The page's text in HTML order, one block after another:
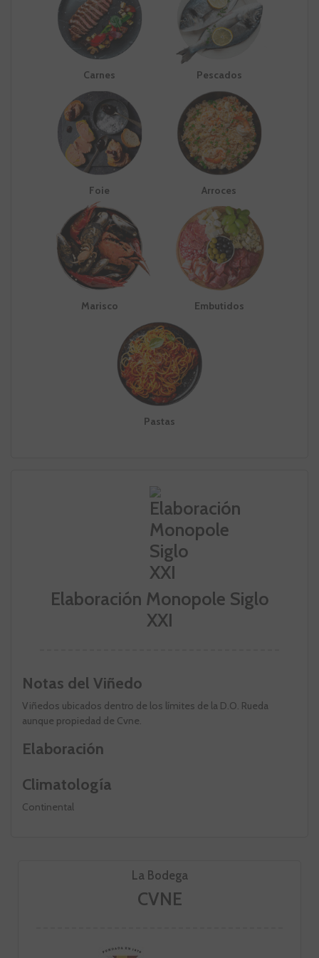
La Bodega
CVNE
Carnes Pescados
Foie Arroces
Marisco Embutidos
Pastas
Elaboración Monopole Siglo
XXI
Notas del Viñedo
Viñedos ubicados dentro de los límites de la D.O. Rueda
aunque propiedad de Cvne.
Elaboración
Climatología
Continental